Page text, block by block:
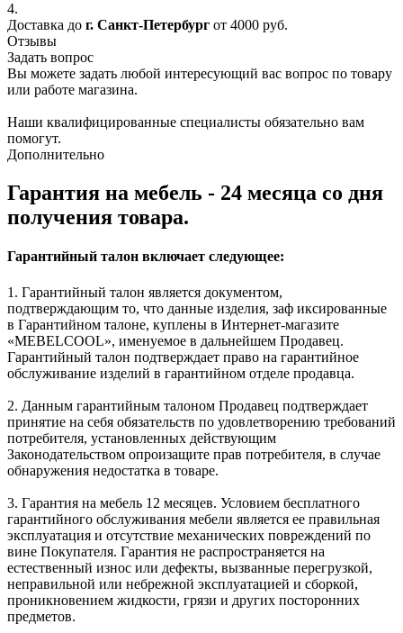
4.
Доставка до г. Санкт-Петербург от 4000 руб.
Отзывы
Задать вопрос
Вы можете задать любой интересующий вас вопрос по товару
или работе магазина.
Наши квалифицированные специалисты обязательно вам
помогут.
Дополнительно
Гарантия на мебель - 24 месяца со дня
получения товара.
Гарантийный талон включает следующее:
1. Гарантийный талон является документом,
подтверждающим то, что данные изделия, заф иксированные
в Гарантийном талоне, куплены в Интернет-магазите
«MEBELCOOL», именуемое в дальнейшем Продавец.
Гарантийный талон подтверждает право на гарантийное
обслуживание изделий в гарантийном отделе продавца.
2. Данным гарантийным талоном Продавец подтверждает
принятие на себя обязательств по удовлетворению требований
потребителя, установленных действующим
Законодательством опроизащите прав потребителя, в случае
обнаружения недостатка в товаре.
3. Гарантия на мебель 12 месяцев. Условием бесплатного
гарантийного обслуживания мебели является ее правильная
эксплуатация и отсутствие механических повреждений по
вине Покупателя. Гарантия не распространяется на
естественный износ или дефекты, вызванные перегрузкой,
неправильной или небрежной эксплуатацией и сборкой,
проникновением жидкости, грязи и других посторонних
предметов.